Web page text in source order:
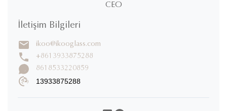
CEO
İletişim Bilgileri
ikoo@ikooglass.com
+8613933875288
8618533220859
13933875288